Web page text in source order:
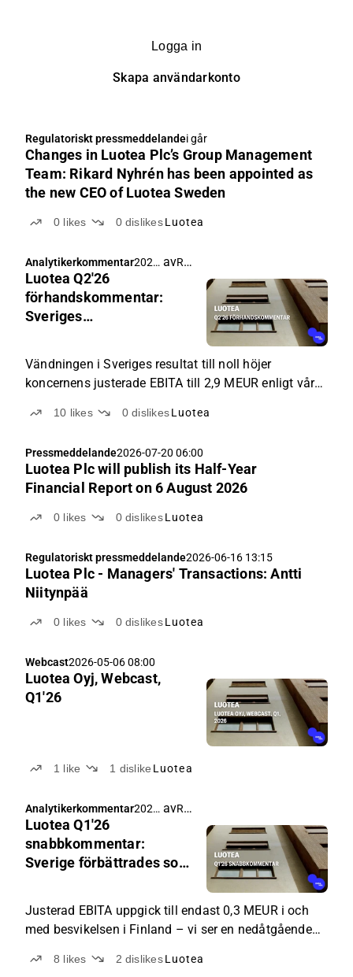
Logga in
Skapa användarkonto
Regulatoriskt pressmeddelandei går
Changes in Luotea Plc’s Group Management
Team: Rikard Nyhrén has been appointed as
the new CEO of Luotea Sweden
0 likes 0 dislikes Luotea
Analytikerkommentar2026-
05:06
av Rauli Juva
Luotea Q2'26
förhandskommentar:
Sveriges
Vändningen i Sveriges resultat till noll höjer
koncernens justerade EBITA till 2,9 MEUR enligt vår
10 likes 0dislikesLuotea
Pressmeddelande2026-07-20 06:00
Luotea Plc will publish its Half-Year
Financial Report on 6 August 2026
0 likes 0 dislikes Luotea
Regulatoriskt pressmeddelande2026-06-16 13:15
Luotea Plc - Managers' Transactions: Antti
Niitynpää
0 likes 0 dislikes Luotea
Webcast2026-05-06 08:00
Luotea Oyj, Webcast,
Q1'26
1 like 1 dislike Luotea
Analytikerkommentar2026-
05:26
av Rauli Juva
Luotea Q1'26
snabbkommentar:
Sverige förbättrades som
Justerad EBITA uppgick till endast 0,3 MEUR i och
med besvikelsen i Finland – vi ser en nedåtgående
8 likes 2 dislikes Luotea